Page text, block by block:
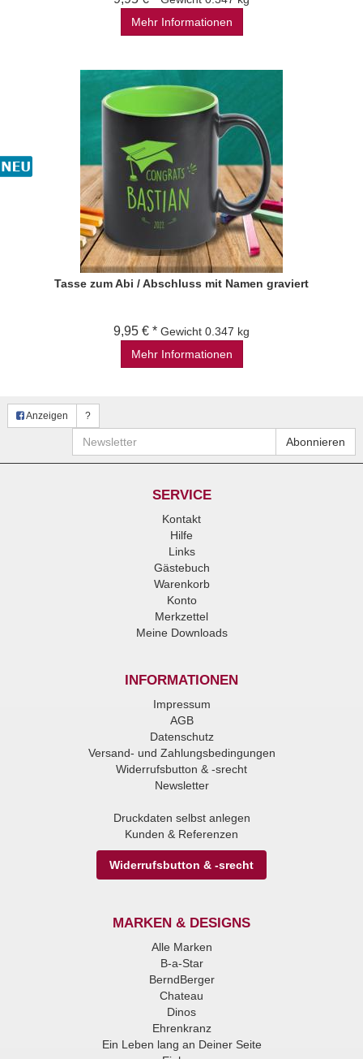
Mehr Informationen
Tasse zum Abi / Abschluss mit Namen graviert
9,95 € * Gewicht 0.347 kg
Mehr Informationen
Anzeigen ?
Newsletter Abonnieren
SERVICE
Kontakt
Hilfe
Links
Gästebuch
Warenkorb
Konto
Merkzettel
Meine Downloads
INFORMATIONEN
Impressum
AGB
Datenschutz
Versand- und Zahlungsbedingungen
Widerrufsbutton & -srecht
Newsletter
Druckdaten selbst anlegen
Kunden & Referenzen
Widerrufsbutton & -srecht
MARKEN & DESIGNS
Alle Marken
B-a-Star
BerndBerger
Chateau
Dinos
Ehrenkranz
Ein Leben lang an Deiner Seite